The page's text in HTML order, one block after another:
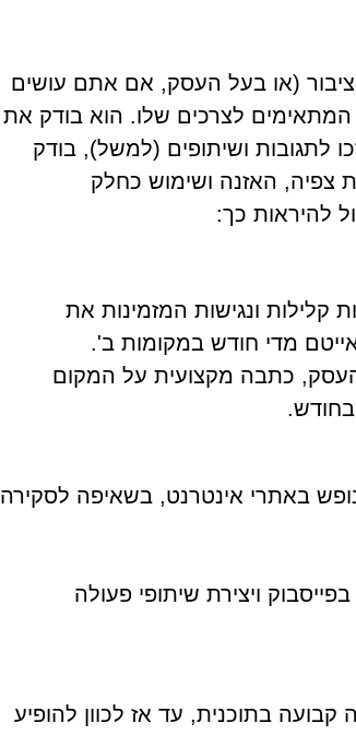
(או בעל העסק, אם אתם עושים
לצרכים שלו. הוא בודק את
לתגובות ושיתופים (למשל), בודק
צפיה, האזנה ושימוש כחלק
להיראות כך:
קלילות ונגישות המזמינות את
מדי חודש במקומות ב'.
לבית העסק, כתבה מקצועית על המקום
פנאי ונופש באתרי אינטרנט, בשאיפה לסקירה
בפייסבוק ויצירת שיתופי פעולה
- בשאיפה להגיע לפינה קבועה בתוכנית, עד אז לכוון להופיע